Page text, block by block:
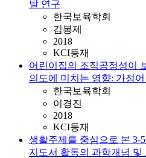
발 연구
한국보육학회
김봉제
2018
KCI등재
어린이집의 조직공정성이
의도에 미치는 영향: 가정
한국보육학회
이경진
2018
KCI등재
생활주제를 중심으로 본 3-
지도서 활동의 과학개념 및